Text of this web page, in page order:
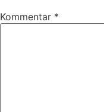
Kommentar *